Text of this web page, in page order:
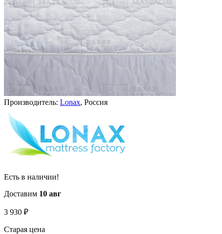
Производитель: Lonax, Россия
Есть в наличии!
Доставим 10 авг
3 930 ₽
Старая цена